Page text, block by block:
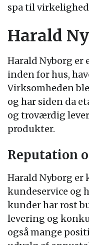
spa til
Harald
Harald Nyborg er
inden for hus,
Virksomheden
og har siden da
og troværdig
produkter.
Reputation
Harald Nyborg er
kundeservice og
kunder har rost
levering og
også mange